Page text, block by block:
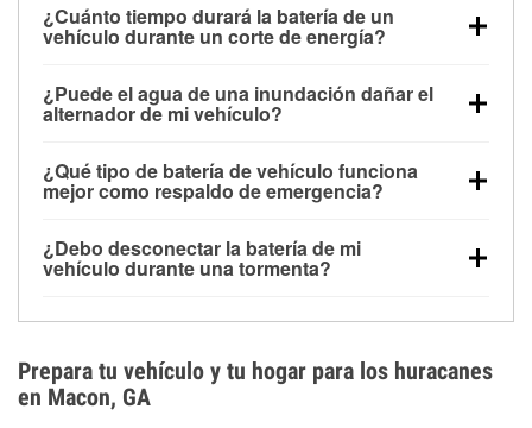
¿Cuánto tiempo durará la batería de un
vehículo durante un corte de energía?
alimentar pequeños accesorios durante un tiempo
limitado, pero el uso repetido sin conducir el vehículo
contar con un equipo de carga de respaldo para
cortes prolongados.
¿Puede el agua de una inundación dañar el
alternador de mi vehículo?
parte baja del compartimento del motor y pueden
dañarse si se sumergen, lo que puede provocar una
días después de la exposición.
¿Qué tipo de batería de vehículo funciona
mejor como respaldo de emergencia?
para aplicaciones de ciclo profundo porque son
selladas, resistentes a las vibraciones y más
¿Debo desconectar la batería de mi
vehículo durante una tormenta?
los daños por inundación. Evitar el agua estancada y
preparar opciones de carga de respaldo son
medidas de protección más efectivas.
Prepara tu vehículo y tu hogar para los huracanes
en Macon, GA